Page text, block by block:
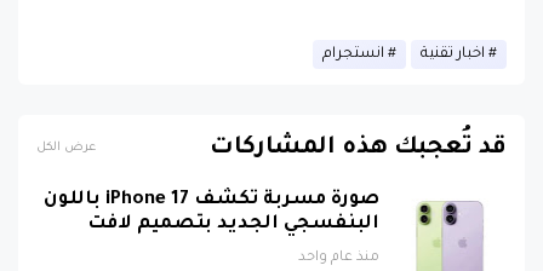
اخبار تقنية انستجرام
قد تُعجبك هذه المشاركات عرض الكل
صورة مسربة تكشف iPhone 17 باللون
البنفسجي الجديد بتصميم لافت
منذ عام واحد